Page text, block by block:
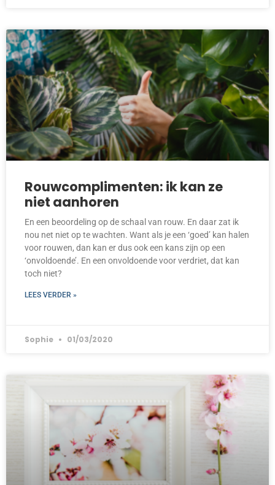
Rouwcomplimenten: ik kan ze
niet aanhoren
En een beoordeling op de schaal van rouw. En daar zat ik
nou net niet op te wachten. Want als je een ‘goed’ kan halen
voor rouwen, dan kan er dus ook een kans zijn op een
‘onvoldoende’. En een onvoldoende voor verdriet, dat kan
toch niet?
LEES VERDER »
Sophie 01/03/2020